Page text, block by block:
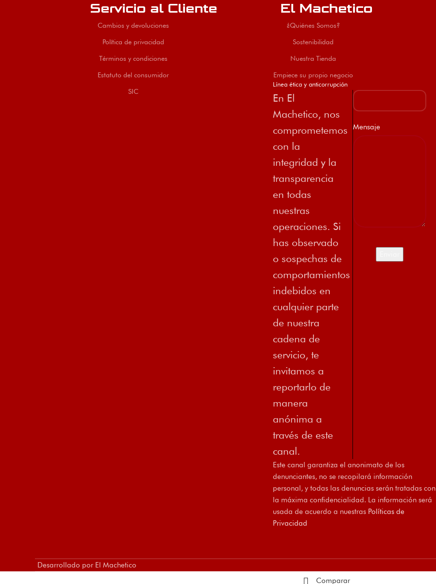
Servicio al Cliente
Cambios y devoluciones
Política de privacidad
Términos y condiciones
Estatuto del consumidor
SIC
El Machetico
¿Quiénes Somos?
Sostenibilidad
Nuestra Tienda
Empiece su propio negocio
Línea ética y anticorrupción
En El
Machetico, nos
comprometemos
con la
integridad y la
transparencia
en todas
nuestras
operaciones. Si
has observado
o sospechas de
comportamientos
indebidos en
cualquier parte
de nuestra
cadena de
servicio, te
invitamos a
reportarlo de
manera
anónima a
través de este
canal.
Mensaje
Este canal garantiza el anonimato de los
denunciantes, no se recopilará información
personal, y todas las denuncias serán tratadas con
la máxima confidencialidad. La información será
usada de acuerdo a nuestras Políticas de
Privacidad
Desarrollado por El Machetico
Comparar